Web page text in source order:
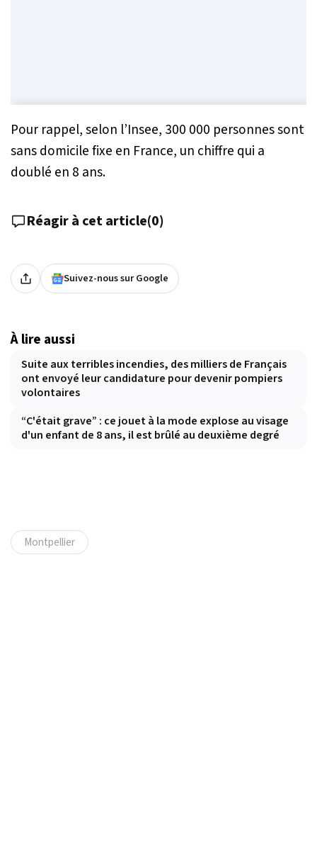
Pour rappel, selon l’Insee, 300 000 personnes sont
sans domicile fixe en France, un chiffre qui a
doublé en 8 ans.
Réagir à cet article(0)
Suivez-nous sur Google
À lire aussi
Suite aux terribles incendies, des milliers de Français
ont envoyé leur candidature pour devenir pompiers
volontaires
“C'était grave” : ce jouet à la mode explose au visage
d'un enfant de 8 ans, il est brûlé au deuxième degré
Montpellier